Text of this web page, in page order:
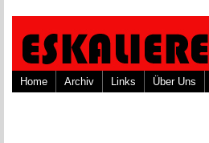
Home Archiv Links Über Uns